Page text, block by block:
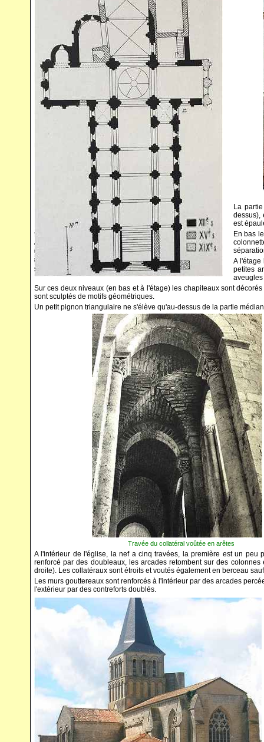
La
dessus),
est
En bas
A l'étage
petites
Sur ces deux niveaux (en bas et à l'étage) les chapiteaux sont
sont sculptés de motifs géométriques.
Un petit pignon triangulaire ne s'élève qu'au-dessus de la partie
Travée du collatéral voûtée en
A l'intérieur de l'église, la nef a cinq travées, la première est un
renforcé par des doubleaux, les arcades retombent sur des
droite). Les collatéraux sont étroits et voutés également en berceau
Les murs gouttereaux sont renforcés à l'intérieur par des arcades
l'extérieur par des contreforts doublés.